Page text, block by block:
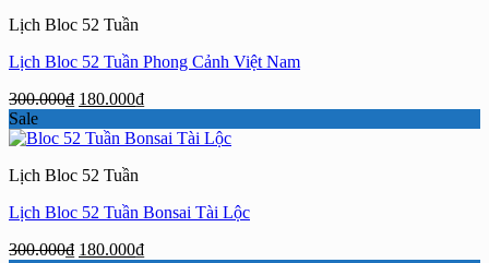
Lịch Bloc 52 Tuần
Lịch Bloc 52 Tuần Phong Cảnh Việt Nam
300.000₫ Giá
là:
180.000₫Giá
tại
Sale
Lịch Bloc 52 Tuần
Lịch Bloc 52 Tuần Bonsai Tài Lộc
300.000₫ Giá
180.000₫Giá